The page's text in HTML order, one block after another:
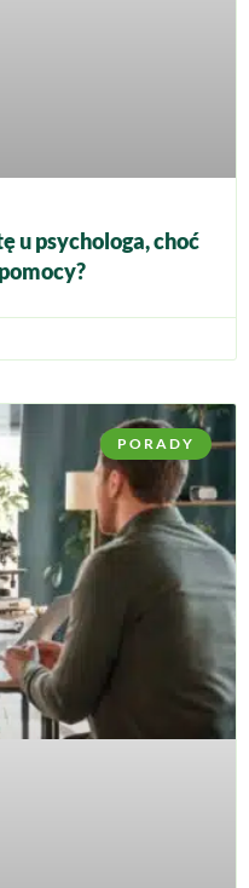
u psychologa, choć
PORADY